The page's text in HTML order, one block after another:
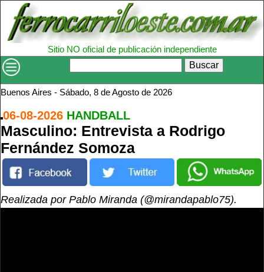
Sitio NO oficial de publicación independiente
Buscar
Buenos Aires - Sábado, 8 de Agosto de 2026
06-08-2026 HANDBALL
Masculino: Entrevista a Rodrigo
Fernández Somoza
Realizada por Pablo Miranda (@mirandapablo75).